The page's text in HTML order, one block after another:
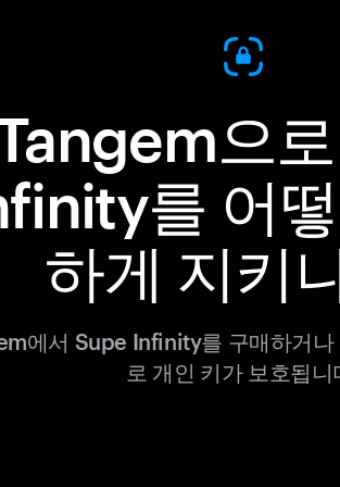
으
를 어
하게 지키
에서 Supe Infinity를 구매하거나
로 개인 키가 보호됩니